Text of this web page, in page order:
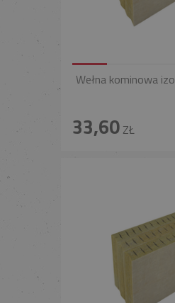
Wełna kominowa
33,60ZŁ